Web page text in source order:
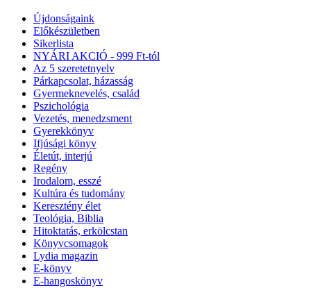
Újdonságaink
Előkészületben
Sikerlista
NYÁRI AKCIÓ - 999 Ft-tól
Az 5 szeretetnyelv
Párkapcsolat, házasság
Gyermeknevelés, család
Pszichológia
Vezetés, menedzsment
Gyerekkönyv
Ifjúsági könyv
Életút, interjú
Regény
Irodalom, esszé
Kultúra és tudomány
Keresztény élet
Teológia, Biblia
Hitoktatás, erkölcstan
Könyvcsomagok
Lydia magazin
E-könyv
E-hangoskönyv